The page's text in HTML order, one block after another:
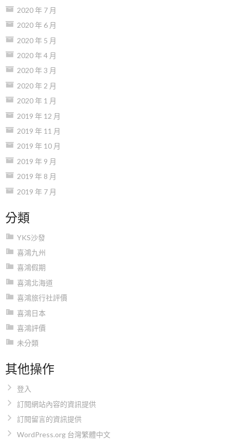
2020 年 7 月
2020 年 6 月
2020 年 5 月
2020 年 4 月
2020 年 3 月
2020 年 2 月
2020 年 1 月
2019 年 12 月
2019 年 11 月
2019 年 10 月
2019 年 9 月
2019 年 8 月
2019 年 7 月
分類
YKS沙發
喜鴻九州
喜鴻假期
喜鴻北海道
喜鴻旅行社評價
喜鴻日本
喜鴻評價
未分類
其他操作
登入
訂閱網站內容的資訊提供
訂閱留言的資訊提供
WordPress.org 台灣繁體中文